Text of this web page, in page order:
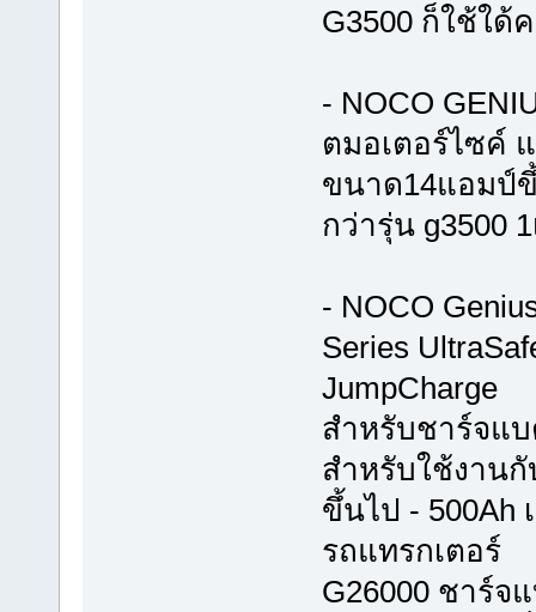
G3500 ก็ใช้ใด้
- NOCO
ตมอเตอร์ไซค์
ขนาด14แอมป์
กว่ารุ่น g3500
- NOCO
Series
JumpCharge
สำหรับชาร์จแบ
สำหรับใช้งาน
ขึ้นไป - 500Ah
รถแทรกเตอร์
G26000 ชาร์จ